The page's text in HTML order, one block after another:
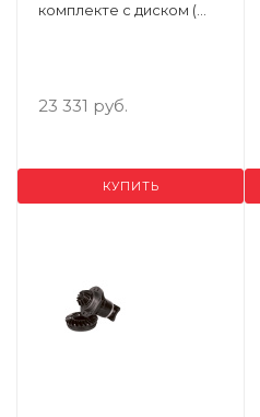
комплекте с диском (
23 331 руб.
КУПИТЬ